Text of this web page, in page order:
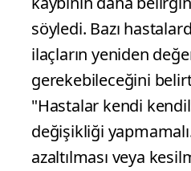
söyledi. Bazı
ilaçların yeniden
gerekebileceğini
"Hastalar kendi
değişikliği
azaltılması veya